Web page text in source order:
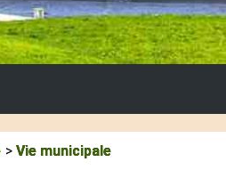
Vie municipale